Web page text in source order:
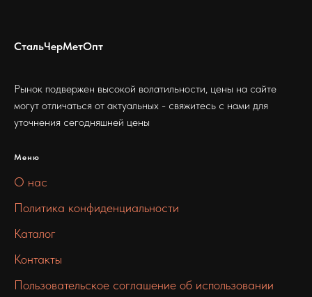
СтальЧерМетОпт
Рынок подвержен высокой волатильности, цены на сайте
могут отличаться от актуальных - свяжитесь с нами для
уточнения сегодняшней цены
Меню
О нас
Политика конфиденциальности
Каталог
Контакты
Пользовательское соглашение об использовании